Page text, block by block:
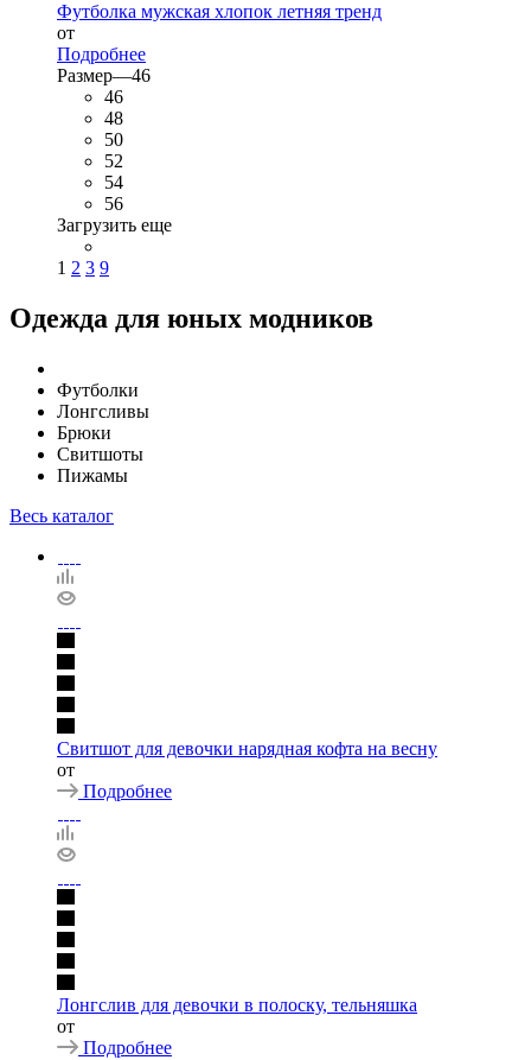
Футболка мужская хлопок летняя тренд
от
Подробнее
Размер—46
46
48
50
52
54
56
Загрузить еще
1 2 3 9
Одежда для юных модников
Футболки
Лонгсливы
Брюки
Свитшоты
Пижамы
Весь каталог
Свитшот для девочки нарядная кофта на весну
от
Подробнее
Лонгслив для девочки в полоску, тельняшка
от
Подробнее